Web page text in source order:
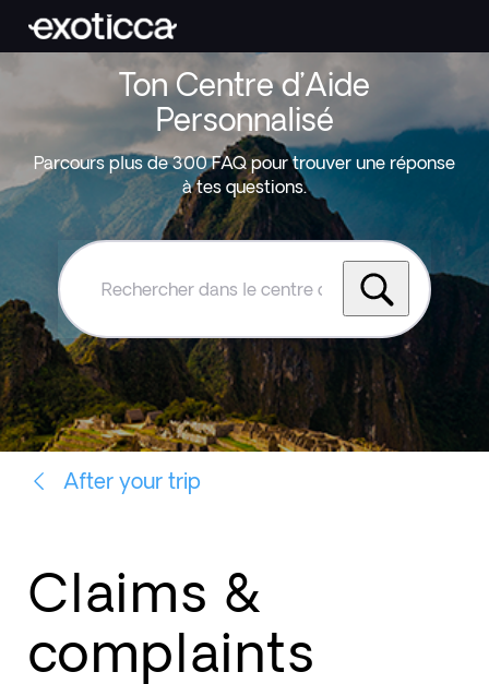
Ton Centre d’Aide
Personnalisé
Parcours plus de 300 FAQ pour trouver une réponse
à tes questions.
Rechercher
le
centre
d'aide
Exoticca
After your trip
Claims &
complaints